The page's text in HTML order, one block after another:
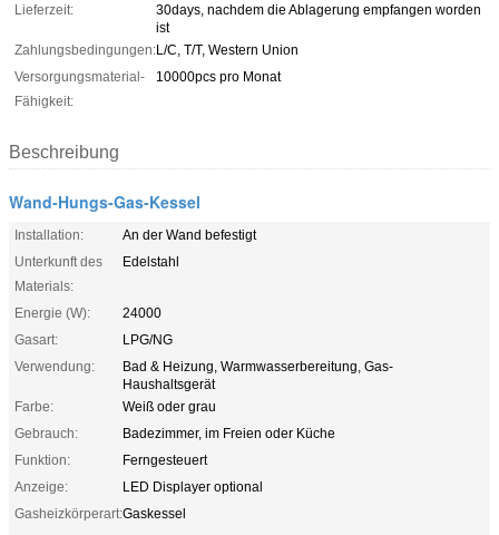
Lieferzeit:
30days, nachdem die Ablagerung empfangen worden
ist
Zahlungsbedingungen:L/C, T/T, Western Union
Versorgungsmaterial-
Fähigkeit:
10000pcs pro Monat
Beschreibung
Wand-Hungs-Gas-Kessel
Installation:
An der Wand befestigt
Unterkunft des
Materials:
Edelstahl
Energie (W):
24000
Gasart:
LPG/NG
Verwendung:
Bad & Heizung, Warmwasserbereitung, Gas-
Haushaltsgerät
Farbe:
Weiß oder grau
Gebrauch:
Badezimmer, im Freien oder Küche
Funktion:
Ferngesteuert
Anzeige:
LED Displayer optional
Gasheizkörperart:Gaskessel